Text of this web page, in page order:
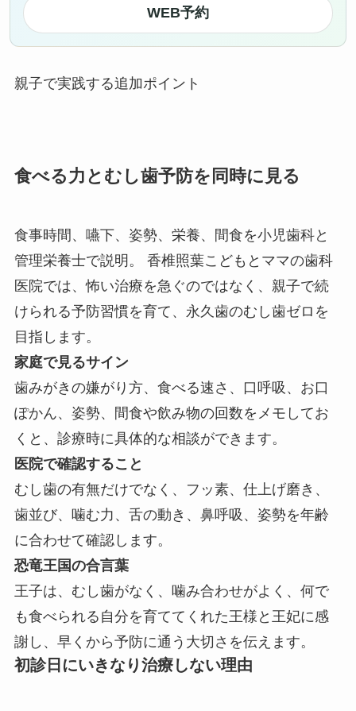
WEB予約
親子で実践する追加ポイント
食べる力とむし歯予防を同時に見る
食事時間、嚥下、姿勢、栄養、間食を小児歯科と
管理栄養士で説明。 香椎照葉こどもとママの歯科
医院では、怖い治療を急ぐのではなく、親子で続
けられる予防習慣を育て、永久歯のむし歯ゼロを
目指します。
家庭で見るサイン
歯みがきの嫌がり方、食べる速さ、口呼吸、お口
ぽかん、姿勢、間食や飲み物の回数をメモしてお
くと、診療時に具体的な相談ができます。
医院で確認すること
むし歯の有無だけでなく、フッ素、仕上げ磨き、
歯並び、噛む力、舌の動き、鼻呼吸、姿勢を年齢
に合わせて確認します。
恐竜王国の合言葉
王子は、むし歯がなく、噛み合わせがよく、何で
も食べられる自分を育ててくれた王様と王妃に感
謝し、早くから予防に通う大切さを伝えます。
初診日にいきなり治療しない理由